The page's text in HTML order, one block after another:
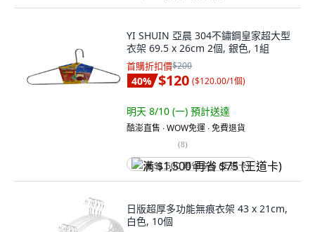
YI SHUIN 亞晨 304不鏽鋼皇家超大型
衣架 69.5 x 26cm 2個, 銀色, 1組
首購折扣價$200
40% $120 ($120.00/1個)
明天 8/10 (一) 預計送達
酷澎直售 ∙ WOW免運 ∙ 免費退貨
(8)
满 $1,500 再省 $75 (王道卡)
日版超厚多功能無痕衣架 43 x 21cm,
白色, 10個